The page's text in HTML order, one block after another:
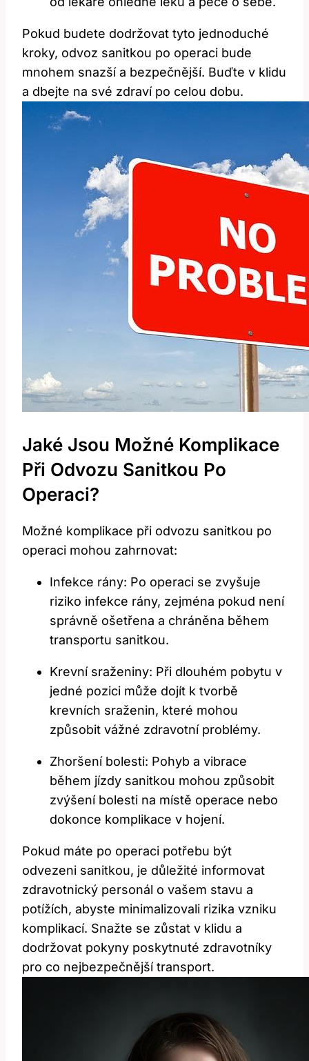
Pokud budete dodržovat tyto jednoduché
kroky, odvoz sanitkou po operaci bude
mnohem snazší a bezpečnější. Buďte v klidu
a dbejte na své zdraví po celou dobu.
Jaké Jsou Možné Komplikace
Při Odvozu Sanitkou Po
Operaci?
Možné komplikace při odvozu sanitkou po
operaci mohou zahrnovat:
Infekce rány: Po operaci se zvyšuje
riziko infekce rány, zejména pokud není
správně ošetřena a chráněna během
transportu sanitkou.
Krevní sraženiny: Při dlouhém pobytu v
jedné pozici může dojít k tvorbě
krevních sraženin, které mohou
způsobit vážné zdravotní problémy.
Zhoršení bolesti: Pohyb a vibrace
během jízdy sanitkou mohou způsobit
zvýšení bolesti na místě operace nebo
dokonce komplikace v hojení.
Pokud máte po operaci potřebu být
odvezeni sanitkou, je důležité informovat
zdravotnický personál o vašem stavu a
potížích, abyste minimalizovali rizika vzniku
komplikací. Snažte se zůstat v klidu a
dodržovat pokyny poskytnuté zdravotníky
pro co nejbezpečnější transport.